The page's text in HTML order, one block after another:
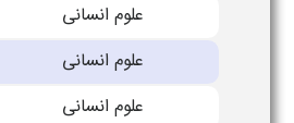
علوم انسانی
علوم انسانی
علوم انسانی